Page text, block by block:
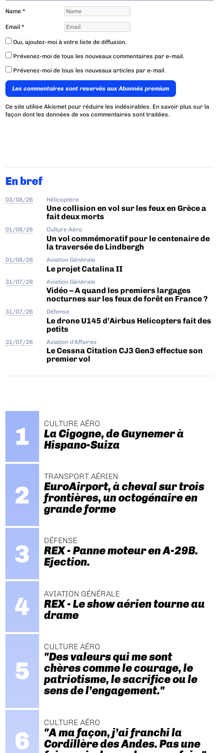
Name*
Email*
Oui, ajoutez-moi à votre liste de diffusion.
Prévenez-moi de tous les nouveaux commentaires par e-mail.
Prévenez-moi de tous les nouveaux articles par e-mail.
Les commentaires sont reservés aux Abonnés premium
Ce site utilise Akismet pour réduire les indésirables. En savoir plus sur la
façon dont les données de vos commentaires sont traitées.
En bref
03/08/26 Hélicoptère
Une collision en vol sur les feux en Grèce a
fait deux morts
01/08/26 Culture Aéro
Un vol commémoratif pour le centenaire de
la traversée de Lindbergh
01/08/26 Aviation Générale
Le projet Catalina II
31/07/26 Aviation Générale
Vidéo – A quand les premiers largages
nocturnes sur les feux de forêt en France ?
31/07/26 Défense
Le drone U145 d’Airbus Helicopters fait des
petits
31/07/26 Aviation d'Affaires
Le Cessna Citation CJ3 Gen3 effectue son
premier vol
CULTURE AÉRO
La Cigogne, de Guynemer à
Hispano-Suiza
TRANSPORT AÉRIEN
EuroAirport, à cheval sur trois
frontières, un octogénaire en
grande forme
DÉFENSE
REX - Panne moteur en A-29B.
Ejection.
AVIATION GÉNÉRALE
REX - Le show aérien tourne au
drame
CULTURE AÉRO
"Des valeurs qui me sont
chères comme le courage, le
patriotisme, le sacrifice ou le
sens de l’engagement."
CULTURE AÉRO
"A ma façon, j’ai franchi la
Cordillère des Andes. Pas une